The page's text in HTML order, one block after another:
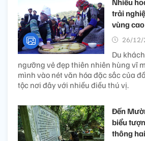
trải
vùng
26/12/
Du
ngưỡng vẻ đẹp thiên nhiên hùng vĩ
mình vào nét văn hóa đặc sắc của
tộc nơi đây với nhiều điều thú vị.
Đến
biểu
thông